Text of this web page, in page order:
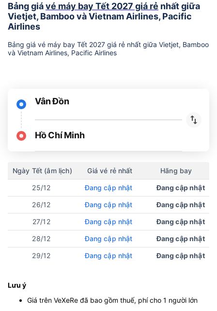
Bảng giávé máy bay Tết 2027 giá rẻ nhất giữa
Vietjet, Bamboo và Vietnam Airlines, Pacific
Airlines
Bảng giá vé máy bay Tết 2027 giá rẻ nhất giữa Vietjet, Bamboo
và Vietnam Airlines, Pacific Airlines
Vân Đồn
Hồ Chí Minh
Ngày Tết (âm lịch) Giá vé rẻ nhất Hãng bay
25/12 Đang cập nhật Đang cập nhật
26/12 Đang cập nhật Đang cập nhật
27/12 Đang cập nhật Đang cập nhật
28/12 Đang cập nhật Đang cập nhật
29/12 Đang cập nhật Đang cập nhật
Lưu ý
Giá trên VeXeRe đã bao gồm thuế, phí cho 1 người lớn